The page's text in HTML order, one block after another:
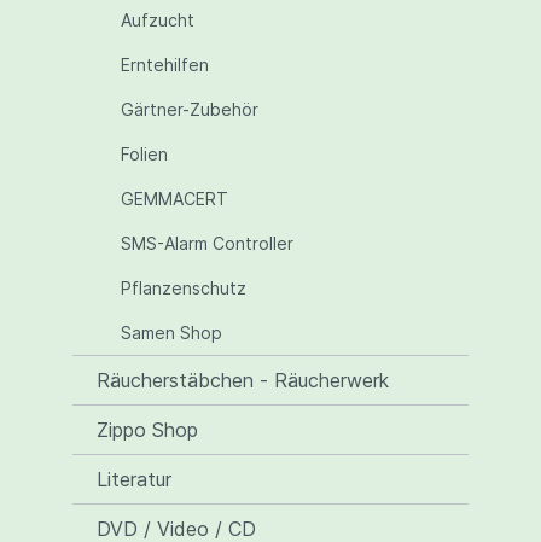
Aufzucht
Erntehilfen
Gärtner-Zubehör
Folien
GEMMACERT
SMS-Alarm Controller
Pflanzenschutz
Samen Shop
Räucherstäbchen - Räucherwerk
Zippo Shop
Literatur
DVD / Video / CD